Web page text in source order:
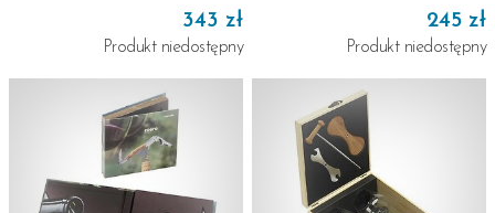
343 zł
Produkt niedostępny
245 zł
Produkt niedostępny